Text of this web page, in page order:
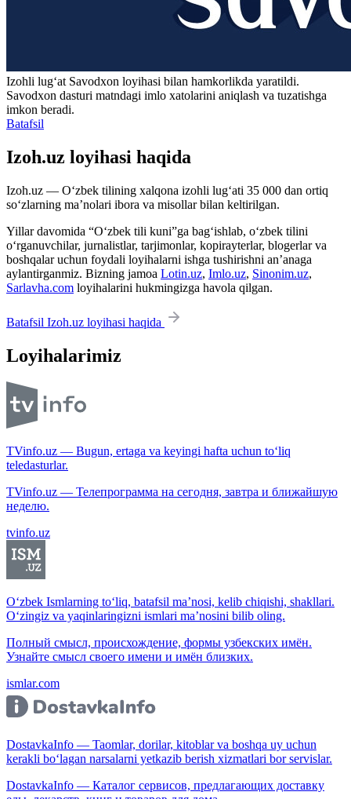
Izohli lugʻat Savodxon loyihasi bilan hamkorlikda yaratildi.
Savodxon dasturi matndagi imlo xatolarini aniqlash va tuzatishga
imkon beradi.
Batafsil
Izoh.uz loyihasi haqida
Izoh.uz — O‘zbek tilining xalqona izohli lug‘ati 35 000 dan ortiq
so‘zlarning ma’nolari ibora va misollar bilan keltirilgan.
Yillar davomida “O‘zbek tili kuni”ga bag‘ishlab, o‘zbek tilini
o‘rganuvchilar, jurnalistlar, tarjimonlar, kopirayterlar, blogerlar va
boshqalar uchun foydali loyihalarni ishga tushirishni an’anaga
aylantirganmiz. Bizning jamoa Lotin.uz, Imlo.uz, Sinonim.uz,
Sarlavha.com loyihalarini hukmingizga havola qilgan.
Batafsil Izoh.uz loyihasi haqida
Loyihalarimiz
TVinfo.uz — Bugun, ertaga va keyingi hafta uchun to‘liq
teledasturlar.
TVinfo.uz — Телепрограмма на сегодня, завтра и ближайшую
неделю.
tvinfo.uz
O‘zbek Ismlarning to‘liq, batafsil ma’nosi, kelib chiqishi, shakllari.
O‘zingiz va yaqinlaringizni ismlari ma’nosini bilib oling.
Полный смысл, происхождение, формы узбекских имён.
Узнайте смысл своего имени и имён близких.
ismlar.com
DostavkaInfo — Taomlar, dorilar, kitoblar va boshqa uy uchun
kerakli bo‘lagan narsalarni yetkazib berish xizmatlari bor servislar.
DostavkaInfo — Каталог сервисов, предлагающих доставку